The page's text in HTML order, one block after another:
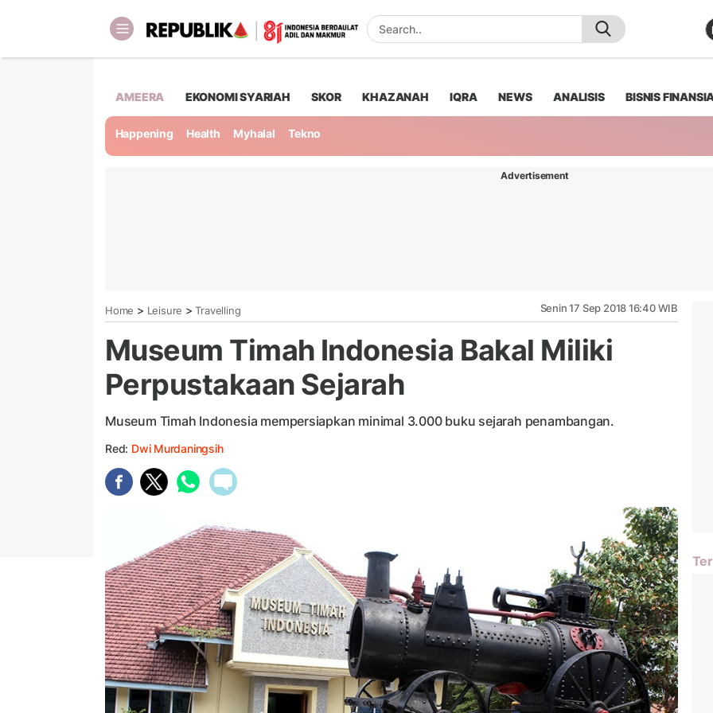
AMEERA EKONOMI SYARIAH SKOR KHAZANAH IQRA NEWS ANALISIS BISNIS
Happening Health Myhalal Tekno
Advertisement
Home > Leisure > Travelling Senin 17 Sep 2018 16:40 WIB
Museum Timah Indonesia Bakal Miliki
Perpustakaan Sejarah
Museum Timah Indonesia mempersiapkan minimal 3.000 buku sejarah penambangan.
Red: Dwi Murdaningsih